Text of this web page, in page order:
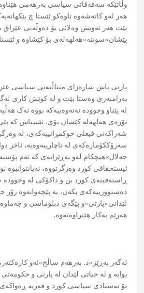
وڵاتێکە سەفەقاتی سیاسی بەرھەمی
ھەر لەو کاتەشەوە تاوەکو ئێستا چ
بێت ھەر ئەویش وەلائی بۆ دەوڵەتی عێراق
پێشان«سوننە»ھەلھەلەی بۆ کێشاوە و
پارتی باش شارەزای منتاڵیەتی سیاسی
بەرامبەری وەستا بێت و لە کوێش کاری
لە پێناو وجوودە نەتەوەییەکە بووە نەک
نۆرەی ھەلھەلە کێشان بۆی. ئێستاش کە
شەراکەتی فیعلی حوکمڕانییەکەی، لە
سەرۆککۆمارەکەی لە ناچارییەوەیە، ئاخر
جەلال»ھیچکام لەو بەڕێزانەی کە ئەم
ئیستحقاقی کورد وەرگرتووە، نەیانتوانیوە
ڕاستەقینەی کورد بن و داکۆکی لە
دەستوورییەکەی بکەن، بە پێچەوانەوە زۆر
لێدانی«پارتی»و پێگەی دبلوماسی و
ھەرێم بەکار ھێنراوەتەوە.
ئەگەر بەڕێز«د. بەرھەم ساڵح»ئەو
بوایە و لە جیاتی لێدان لە پارتی و
بۆ ئەسنادی سیاسی کورد و قەزیە ڕەواکەی